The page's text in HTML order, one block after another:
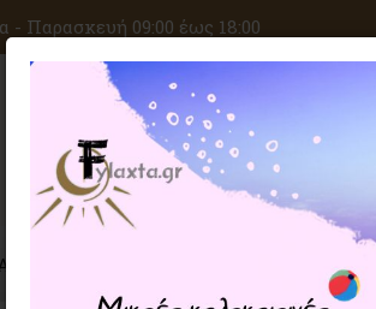
- Παρασκευή 09:00 έως 18:00